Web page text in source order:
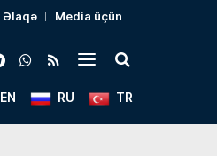
Əlaqə Media üçün
TR
RU
EN